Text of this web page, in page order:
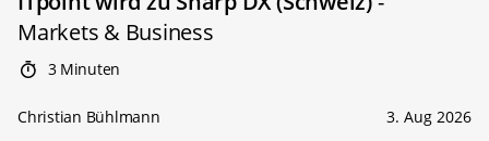
Markets & Business
3 Minuten
Christian Bühlmann 3. Aug 2026